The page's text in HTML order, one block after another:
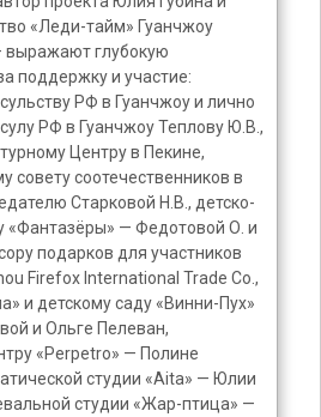
«Леди-тайм» Гуанчжоу
выражают глубокую
поддержку и участие:
РФ в Гуанчжоу и лично
РФ в Гуанчжоу Теплову Ю.В.,
Центру в Пекине,
совету соотечественников в
Старковой Н.В., детско-
«Фантазёры» — Федотовой О. и
подарков для участников
Firefox International Trade Co.,
и детскому саду «Винни-Пух»
и Ольге Пелеван,
«Perpetro» — Полине
студии «Aita» — Юлии
студии «Жар-птица» —